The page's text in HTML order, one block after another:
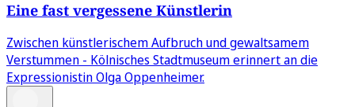
Eine fast vergessene Künstlerin
Zwischen künstlerischem Aufbruch und gewaltsamem
Verstummen - Kölnisches Stadtmuseum erinnert an die
Expressionistin Olga Oppenheimer.